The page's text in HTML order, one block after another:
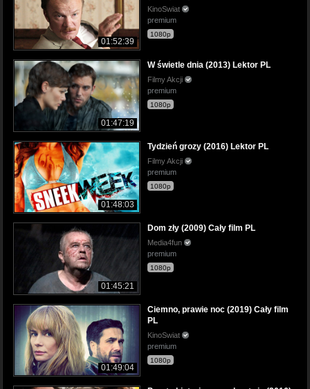
01:52:39
KinoSwiat
premium
1080p
01:47:19
W świetle dnia (2013) Lektor PL
Filmy Akcji
premium
1080p
01:48:03
Tydzień grozy (2016) Lektor PL
Filmy Akcji
premium
1080p
01:45:21
Dom zły (2009) Cały film PL
Media4fun
premium
1080p
01:49:04
Ciemno, prawie noc (2019) Cały film
PL
KinoSwiat
premium
1080p